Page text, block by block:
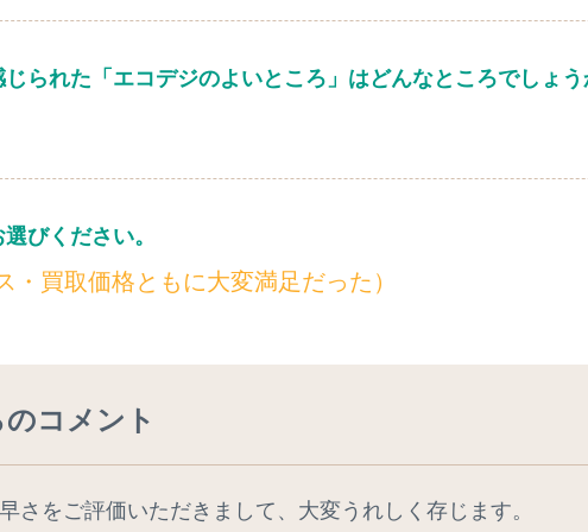
られた「エコデジのよいところ」はどんなところでしょ
びください。
取価格ともに大変満足だった）
コメント
さをご評価いただきまして、大変うれしく存じます。